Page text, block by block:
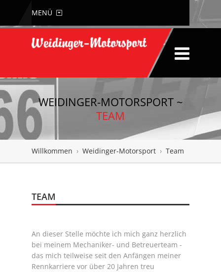
MENÜ
WEIDINGER-MOTORSPORT ~
TEAM
Willkommen › Weidinger-Motorsport › Team
TEAM
An dieser Stelle möchte ich mich ganz herzlich
bei meinem Mechaniker- und Betreuerteam -
das mich teilweise seit den Anfängen meiner
Rennkarriere vor über 20 Jahren treu